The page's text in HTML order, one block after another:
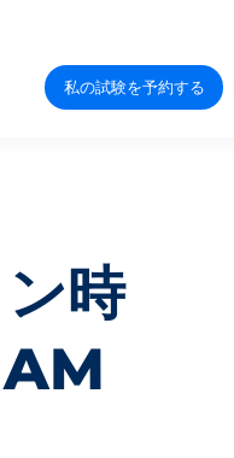
私の試験を予約する
時